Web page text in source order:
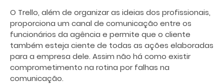
O Trello, além de organizar as ideias dos profissionais,
proporciona um canal de comunicação entre os
funcionários da agência e permite que o cliente
também esteja ciente de todas as ações elaboradas
para a empresa dele. Assim não há como existir
comprometimento na rotina por falhas na
comunicação.